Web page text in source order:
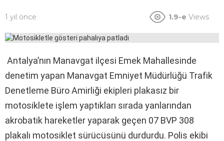
1 yıl önce 1.9-e Views
Antalya’nın Manavgat ilçesi Emek Mahallesinde
denetim yapan Manavgat Emniyet Müdürlüğü Trafik
Denetleme Büro Amirliği ekipleri plakasız bir
motosiklete işlem yaptıkları sırada yanlarından
akrobatik hareketler yaparak geçen 07 BVP 308
plakalı motosiklet sürücüsünü durdurdu. Polis ekibi